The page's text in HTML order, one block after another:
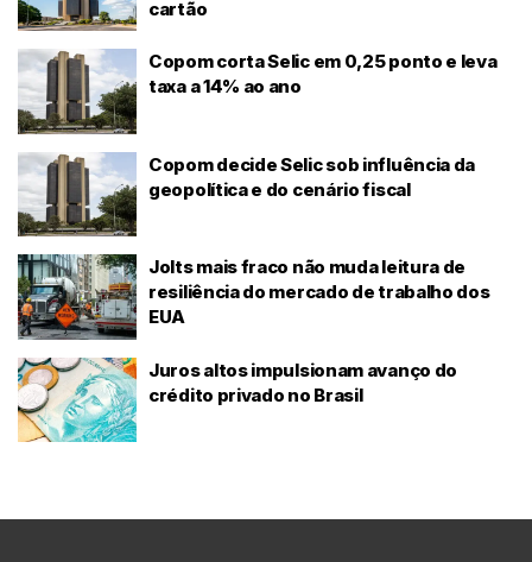
cartão
Copom corta Selic em 0,25 ponto e leva
taxa a 14% ao ano
Copom decide Selic sob influência da
geopolítica e do cenário fiscal
Jolts mais fraco não muda leitura de
resiliência do mercado de trabalho dos
EUA
Juros altos impulsionam avanço do
crédito privado no Brasil